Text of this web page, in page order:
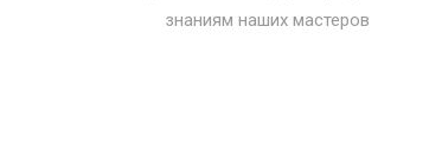
знаниям наших мастеров